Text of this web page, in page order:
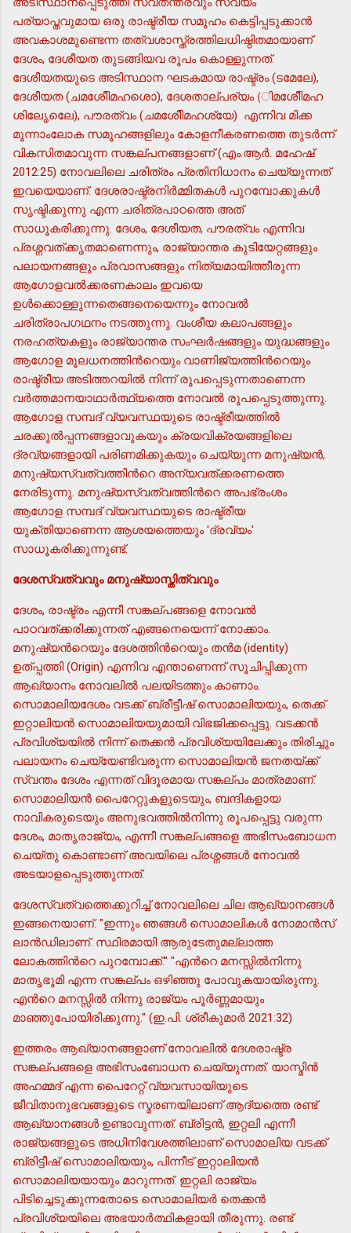
പര്യാപ്തവുമായ ഒരു രാഷ്ട്രീയ സമൂഹം കെട്ടിപ്പടുക്കാന്‍
അവകാശമുണ്ടെന്ന തത്വശാസ്ത്രത്തിലധിഷ്ഠിതമായാണ്
ദേശം, ദേശീയത തുടങ്ങിയവ രൂപം കൊള്ളുന്നത്.
ദേശീയതയുടെ അടിസ്ഥാന ഘടകമായ രാഷ്ട്രം (ടമേലേ),
ദേശീയത (ചമശേീിമഹശാെ), ദേശതാല്പര്യം (ിമശേീിമഹ
ശിലേൃലെേ), പൗരത്വം (ചമശേീിമഹശ്യേ) എന്നിവ മിക്ക
മൂന്നാംലോക സമൂഹങ്ങളിലും കോളനീകരണത്തെ തുടര്‍ന്ന്
വികസിതമാവുന്ന സങ്കല്പനങ്ങളാണ് (എം.ആര്‍. മഹേഷ്
2012:25) നോവലിലെ ചരിത്രം പ്രതിനിധാനം ചെയ്യുന്നത്
ഇവയെയാണ്. ദേശരാഷ്ട്രനിര്‍മ്മിതകള്‍ പുറമ്പോക്കുകള്‍
സൃഷ്ടിക്കുന്നു എന്ന ചരിത്രപാഠത്തെ അത്
സാധൂകരിക്കുന്നു. ദേശം, ദേശീയത, പൗരത്വം എന്നിവ
പ്രശ്നവത്ക്കൃതമാണെന്നും, രാജ്യാന്തര കുടിയേറ്റങ്ങളും
പലായനങ്ങളും പ്രവാസങ്ങളും നിത്യമായിത്തീരുന്ന
ആഗോളവല്‍ക്കരണകാലം ഇവയെ
ഉള്‍ക്കൊള്ളുന്നതെങ്ങനെയെന്നും നോവല്‍
ചരിത്രാപഗഥനം നടത്തുന്നു. വംശീയ കലാപങ്ങളും
നരഹത്യകളും രാജ്യാന്തര സംഘര്‍ഷങ്ങളും യുദ്ധങ്ങളും
ആഗോള മൂലധനത്തിന്‍റെയും വാണിജ്യത്തിന്‍റെയും
രാഷ്ട്രീയ അടിത്തറയില്‍ നിന്ന് രൂപപ്പെടുന്നതാണെന്ന
വര്‍ത്തമാനയാഥാര്‍ത്ഥ്യത്തെ നോവല്‍ രൂപപ്പെടുത്തുന്നു.
ആഗോള സമ്പദ് വ്യവസ്ഥയുടെ രാഷ്ട്രീയത്തില്‍
ചരക്കുല്‍പ്പന്നങ്ങളാവുകയും ക്രയവിക്രയങ്ങളിലെ
ദ്രവ്യങ്ങളായി പരിണമിക്കുകയും ചെയ്യുന്ന മനുഷ്യന്‍,
മനുഷ്യസ്വത്വത്തിന്‍റെ അന്യവത്ക്കരണത്തെ
നേരിടുന്നു. മനുഷ്യസ്വത്വത്തിന്‍റെ അപഭ്രംശം
ആഗോള സമ്പദ് വ്യവസ്ഥയുടെ രാഷ്ട്രീയ
യുക്തിയാണെന്ന ആശയത്തെയും 'ദ്രവ്യം'
സാധൂകരിക്കുന്നുണ്ട്.
ദേശസ്വത്വവും മനുഷ്യാസ്തിത്വവും
ദേശം, രാഷ്ട്രം എന്നീ സങ്കല്പങ്ങളെ നോവല്‍
പാഠവത്ക്കരിക്കുന്നത് എങ്ങനെയെന്ന് നോക്കാം.
മനുഷ്യന്‍റെയും ദേശത്തിന്‍റെയും തന്‍മ (identity)
ഉത്പ്പത്തി (Origin) എന്നിവ എന്താണെന്ന് സൂചിപ്പിക്കുന്ന
ആഖ്യാനം നോവലില്‍ പലയിടത്തും കാണാം.
സൊമാലിയദേശം വടക്ക് ബ്രീട്ടീഷ് സൊമാലിയയും, തെക്ക്
ഇറ്റാലിയന്‍ സൊമാലിയയുമായി വിഭജിക്കപ്പെട്ടു. വടക്കന്‍
പ്രവിശ്യയില്‍ നിന്ന് തെക്കന്‍ പ്രവിശ്യയിലേക്കും തിരിച്ചും
പലായനം ചെയ്യേണ്ടിവരുന്ന സൊമാലിയന്‍ ജനതയ്ക്ക്
സ്വന്തം ദേശം എന്നത് വിദൂരമായ സങ്കല്പം മാത്രമാണ്.
സൊമാലിയന്‍ പൈറേറ്റുകളുടെയും, ബന്ദികളായ
നാവികരുടെയും അനുഭവത്തില്‍നിന്നു രൂപപ്പെട്ടു വരുന്ന
ദേശം, മാതൃരാജ്യം, എന്നീ സങ്കല്പങ്ങളെ അഭിസംബോധന
ചെയ്തു കൊണ്ടാണ് അവയിലെ പ്രശ്നങ്ങള്‍ നോവല്‍
അടയാളപ്പെടുത്തുന്നത്.
ദേശസ്വത്വത്തെക്കുറിച്ച് നോവലിലെ ചില ആഖ്യാനങ്ങള്‍
ഇങ്ങനെയാണ്. "ഇന്നും ഞങ്ങള്‍ സൊമാലികള്‍ നോമാന്‍സ്
ലാന്‍ഡിലാണ്. സ്ഥിരമായി ആരുടേതുമല്ലാത്ത
ലോകത്തിന്‍റെ പുറമ്പോക്ക്." "എന്‍റെ മനസ്സില്‍നിന്നു
മാതൃഭൂമി എന്ന സങ്കല്പം ഒഴിഞ്ഞു പോവുകയായിരുന്നു.
എന്‍റെ മനസ്സില്‍ നിന്നു രാജ്യം പൂര്‍ണ്ണമായും
മാഞ്ഞുപോയിരിക്കുന്നു." (ഇ.പി. ശ്രീകുമാര്‍ 2021:32)
ഇത്തരം ആഖ്യാനങ്ങളാണ് നോവലില്‍ ദേശരാഷ്ട്ര
സങ്കല്പങ്ങളെ അഭിസംബോധന ചെയ്യുന്നത്. യാസ്മിന്‍
അഹമ്മദ് എന്ന പൈറേറ്റ് വ്യവസായിയുടെ
ജീവിതാനുഭവങ്ങളുടെ സ്മരണയിലാണ് ആദ്യത്തെ രണ്ട്
ആഖ്യാനങ്ങള്‍ ഉണ്ടാവുന്നത്. ബ്രിട്ടന്‍, ഇറ്റലി എന്നീ
രാജ്യങ്ങളുടെ അധിനിവേശത്തിലാണ് സൊമാലിയ വടക്ക്
ബ്രിട്ടീഷ് സൊമാലിയയും, പിന്നീട് ഇറ്റാലിയന്‍
സൊമാലിയയായും മാറുന്നത്. ഇറ്റലി രാജ്യം
പിടിച്ചെടുക്കുന്നതോടെ സൊമാലിയര്‍ തെക്കന്‍
പ്രവിശ്യയിലെ അഭയാര്‍ത്ഥികളായി തീരുന്നു. രണ്ട്